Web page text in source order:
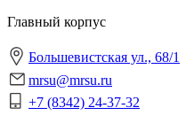
Главный корпус
Большевистская ул., 68/1
mrsu@mrsu.ru
+7 (8342) 24-37-32